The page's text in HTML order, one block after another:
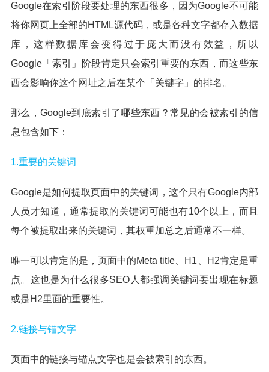
Google在索引阶段要处理的东西很多，因为Google不可能
将你网页上全部的HTML源代码，或是各种文字都存入数据
库，这样数据库会变得过于庞大而没有效益，所以
Google「索引」阶段肯定只会索引重要的东西，而这些东
西会影响你这个网址之后在某个「关键字」的排名。
那么，Google到底索引了哪些东西？常见的会被索引的信
息包含如下：
1.重要的关键词
Google是如何提取页面中的关键词，这个只有Google内部
人员才知道，通常提取的关键词可能也有10个以上，而且
每个被提取出来的关键词，其权重加总之后通常不一样。
唯一可以肯定的是，页面中的Meta title、H1、H2肯定是重
点。这也是为什么很多SEO人都强调关键词要出现在标题
或是H2里面的重要性。
2.链接与锚文字
页面中的链接与锚点文字也是会被索引的东西。